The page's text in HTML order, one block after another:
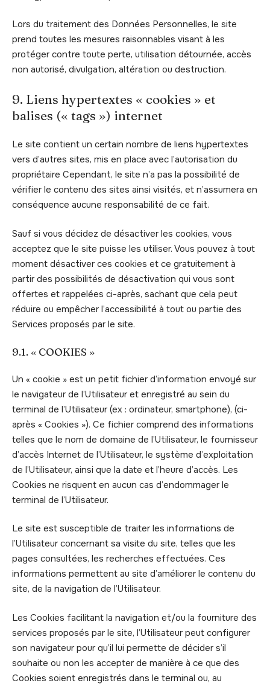
Lors du traitement des Données Personnelles, le site
prend toutes les mesures raisonnables visant à les
protéger contre toute perte, utilisation détournée, accès
non autorisé, divulgation, altération ou destruction.
9. Liens hypertextes « cookies » et
balises (« tags ») internet
Le site contient un certain nombre de liens hypertextes
vers d’autres sites, mis en place avec l’autorisation du
propriétaire Cependant, le site n’a pas la possibilité de
vérifier le contenu des sites ainsi visités, et n’assumera en
conséquence aucune responsabilité de ce fait.
Sauf si vous décidez de désactiver les cookies, vous
acceptez que le site puisse les utiliser. Vous pouvez à tout
moment désactiver ces cookies et ce gratuitement à
partir des possibilités de désactivation qui vous sont
offertes et rappelées ci-après, sachant que cela peut
réduire ou empêcher l’accessibilité à tout ou partie des
Services proposés par le site.
9.1. « COOKIES »
Un « cookie » est un petit fichier d’information envoyé sur
le navigateur de l’Utilisateur et enregistré au sein du
terminal de l’Utilisateur (ex : ordinateur, smartphone), (ci-
après « Cookies »). Ce fichier comprend des informations
telles que le nom de domaine de l’Utilisateur, le fournisseur
d’accès Internet de l’Utilisateur, le système d’exploitation
de l’Utilisateur, ainsi que la date et l’heure d’accès. Les
Cookies ne risquent en aucun cas d’endommager le
terminal de l’Utilisateur.
Le site est susceptible de traiter les informations de
l’Utilisateur concernant sa visite du site, telles que les
pages consultées, les recherches effectuées. Ces
informations permettent au site d’améliorer le contenu du
site, de la navigation de l’Utilisateur.
Les Cookies facilitant la navigation et/ou la fourniture des
services proposés par le site, l’Utilisateur peut configurer
son navigateur pour qu’il lui permette de décider s’il
souhaite ou non les accepter de manière à ce que des
Cookies soient enregistrés dans le terminal ou, au